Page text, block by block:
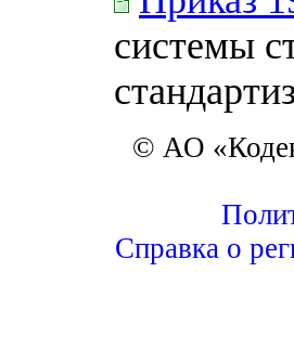
системы
© АО
Справка о